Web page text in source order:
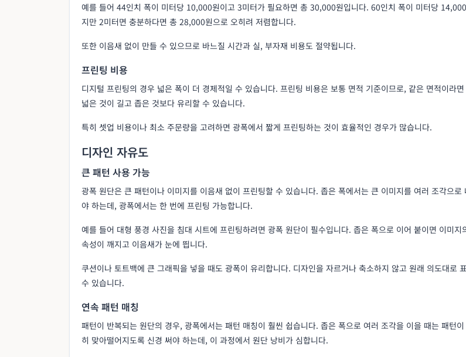
예를 들어 44인치 폭이 미터당 10,000원이고 3미터가 필요하면 총 30,000원입니다. 60인치 폭이 미터당
지만 2미터면 충분하다면 총 28,000원으로 오히려 저렴합니다.
또한 이음새 없이 만들 수 있으므로 바느질 시간과 실, 부자재 비용도 절약됩니다.
프린팅 비용
디지털 프린팅의 경우 넓은 폭이 더 경제적일 수 있습니다. 프린팅 비용은 보통 면적 기준이므로, 같은 면적이라면
넓은 것이 길고 좁은 것보다 유리할 수 있습니다.
특히 셋업 비용이나 최소 주문량을 고려하면 광폭에서 짧게 프린팅하는 것이 효율적인 경우가 많습니다.
디자인 자유도
큰 패턴 사용 가능
광폭 원단은 큰 패턴이나 이미지를 이음새 없이 프린팅할 수 있습니다. 좁은 폭에서는 큰 이미지를 여러 조각으로
야 하는데, 광폭에서는 한 번에 프린팅 가능합니다.
예를 들어 대형 풍경 사진을 침대 시트에 프린팅하려면 광폭 원단이 필수입니다. 좁은 폭으로 이어 붙이면 이미지
속성이 깨지고 이음새가 눈에 띕니다.
쿠션이나 토트백에 큰 그래픽을 넣을 때도 광폭이 유리합니다. 디자인을 자르거나 축소하지 않고 원래 의도대로
수 있습니다.
연속 패턴 매칭
패턴이 반복되는 원단의 경우, 광폭에서는 패턴 매칭이 훨씬 쉽습니다. 좁은 폭으로 여러 조각을 이을 때는 패턴
히 맞아떨어지도록 신경 써야 하는데, 이 과정에서 원단 낭비가 심합니다.